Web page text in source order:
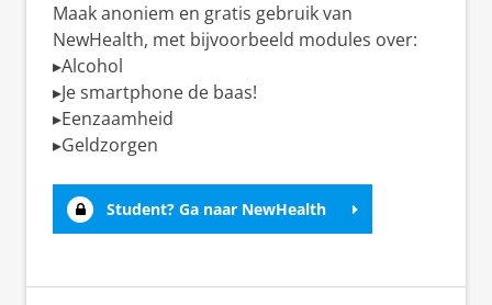
Maak anoniem en gratis gebruik van
NewHealth, met bijvoorbeeld modules over:
▸Alcohol
▸Je smartphone de baas!
▸Eenzaamheid
▸Geldzorgen
Student? Ga naar NewHealth